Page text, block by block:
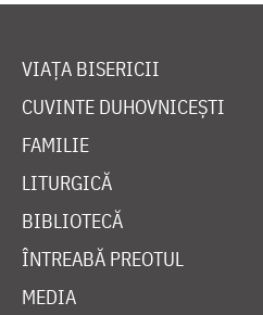
VIAȚA BISERICII
CUVINTE DUHOVNICEȘTI
FAMILIE
LITURGICĂ
BIBLIOTECĂ
ÎNTREABĂ PREOTUL
MEDIA